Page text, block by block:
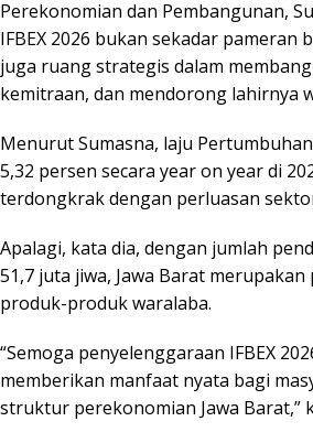
Perekonomian dan Pembangunan,
IFBEX 2026 bukan sekadar pameran
juga ruang strategis dalam
kemitraan, dan mendorong lahirnya
Menurut Sumasna, laju
5,32 persen secara year on year di
terdongkrak dengan perluasan
Apalagi, kata dia, dengan jumlah
51,7 juta jiwa, Jawa Barat
produk-produk waralaba.
“Semoga penyelenggaraan IFBEX
memberikan manfaat nyata bagi
struktur perekonomian Jawa Barat,”